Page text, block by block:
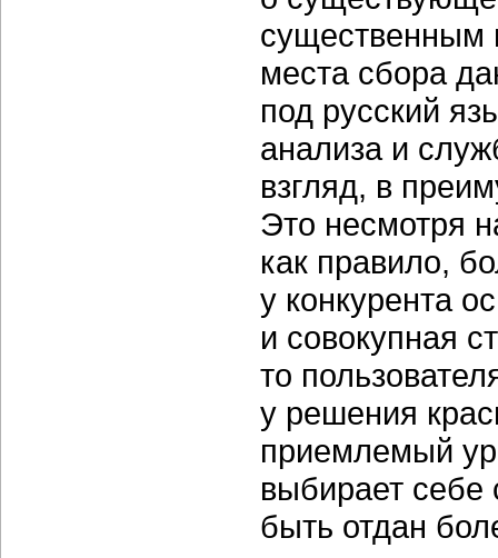
существенным
места сбора
под русский
анализа и
взгляд, в
Это несмотря
как правило,
у конкурента
и совокупная
то
у решения
приемлемый
выбирает себе
быть отдан